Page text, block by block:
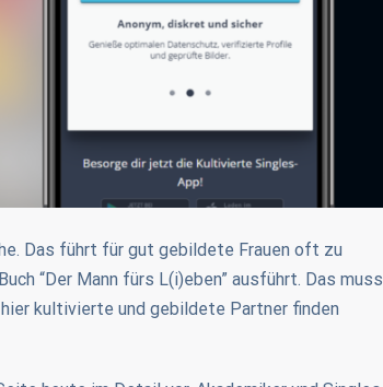
Das führt für gut gebildete Frauen oft zu
“Der Mann fürs L(i)eben” ausführt. Das muss
kultivierte und gebildete Partner finden